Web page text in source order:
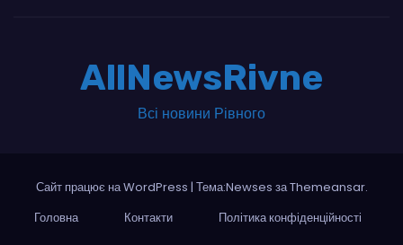
AllNewsRivne
Всі новини Рівного
Сайт працює на WordPress | Тема:Newses заThemeansar.
Головна
Контакти Політика конфіденційності